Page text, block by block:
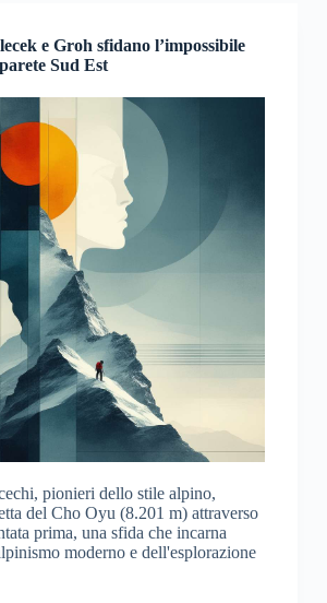
e Groh sfidano l’impossibile
Sud Est
pionieri dello stile alpino,
del Cho Oyu (8.201 m) attraverso
prima, una sfida che incarna
moderno e dell'esplorazione